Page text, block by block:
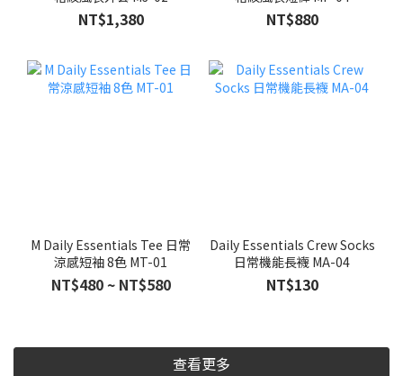
NT$1,380 NT$880
M Daily Essentials Tee 日常
涼感短袖 8色 MT-01
NT$480 ~ NT$580
Daily Essentials Crew Socks
日常機能長襪 MA-04
NT$130
查看更多